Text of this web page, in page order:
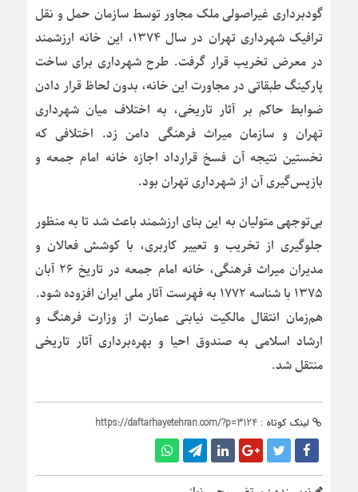
گودبرداری غیراصولی ملک مجاور توسط سازمان حمل و نقل
ترافیک شهرداری تهران در سال ۱۳۷۴، این خانه ارزشمند
در معرض تخریب قرار گرفت. طرح شهرداری برای ساخت
پارکینگ طبقاتی در مجاورت این خانه، بدون لحاظ قرار دادن
ضوابط حاکم بر آثار تاریخی، به اختلاف میان شهرداری
تهران و سازمان میراث فرهنگی دامن زد. اختلافی که
نخستین نتیجه آن فسخ قرارداد اجازه خانه امام جمعه و
بازپس‌گیری آن از شهرداری تهران بود.
بی‌توجهی متولیان به این بنای ارزشمند باعث شد تا به منظور
جلوگیری از تخریب و تعییر کاربری، با کوشش فعالان و
مدیران میراث فرهنگی، خانه امام جمعه در تاریخ ۲۶ آبان
۱۳۷۵ با شناسه ۱۷۷۲ به فهرست آثار ملی ایران افزوده شود.
هم‌زمان انتقال مالکیت نیابتی عمارت از وزارت فرهنگ و
ارشاد اسلامی به صندوق احیا و بهره‌برداری آثار تاریخی
منتقل شد.
لینک کوتاه : https://daftarhayetehran.com/?p=3124